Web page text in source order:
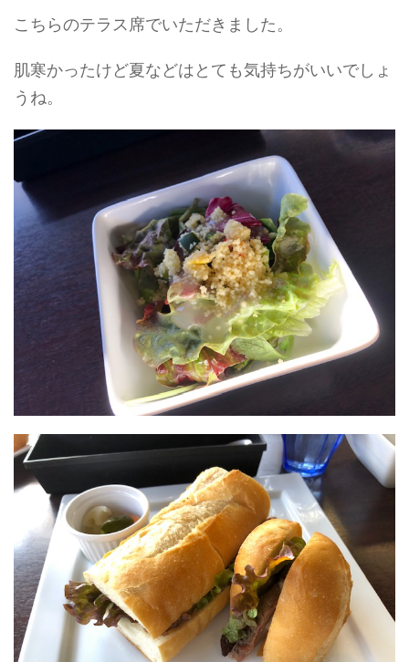
こちらのテラス席でいただきました。
肌寒かったけど夏などはとても気持ちがいいでしょ
うね。